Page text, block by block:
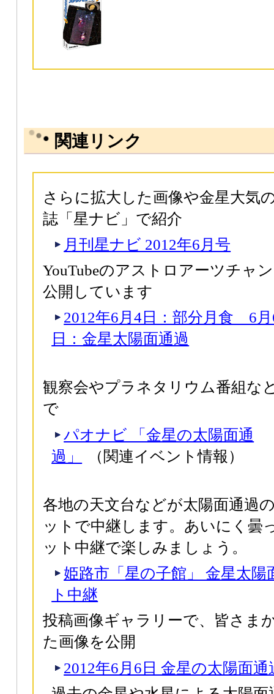
関連リンク
さらに拡大した画像や金星大気
誌「星ナビ」で紹介
月刊星ナビ 2012年6月号
YouTubeのアストロアーツチャ
公開しています
2012年6月4日：部分月食 6
日：金星太陽面通過
観察会やプラネタリウム番組な
で
パオナビ 「金星の太陽面通
過」
（関連イベント情報）
各地の天文台などが太陽面通過
ットで中継します。あいにく曇
ット中継で楽しみましょう。
姫路市「星の子館」 金星太
ト中継
投稿画像ギャラリーで、皆さま
た画像を公開
2012年6月6日 金星の太陽面通